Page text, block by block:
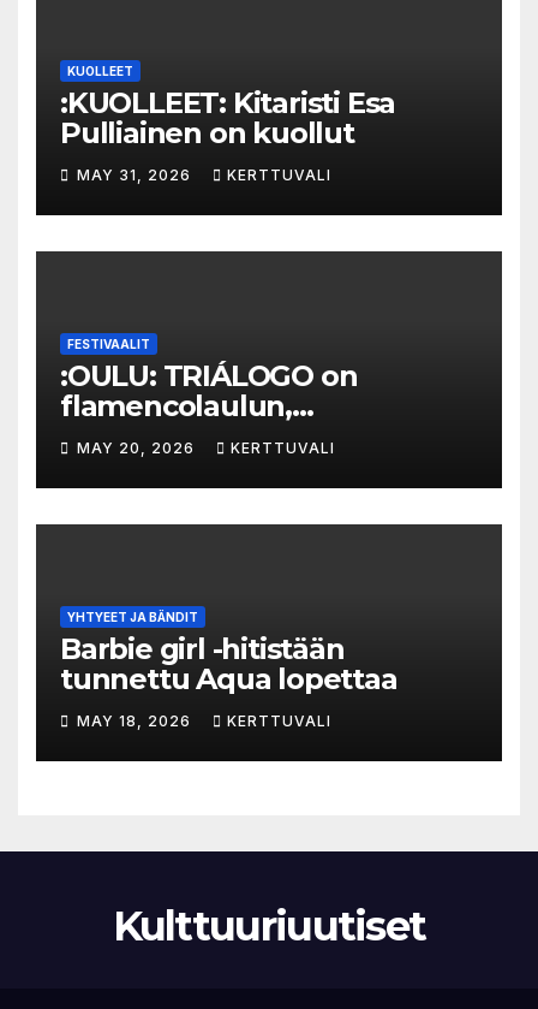
KUOLLEET
:KUOLLEET: Kitaristi Esa
Pulliainen on kuollut
MAY 31, 2026 KERTTUVALI
FESTIVAALIT
:OULU: TRIÁLOGO on
flamencolaulun,
elektronisen musiikin ja
hylätyn tilan välinen trialogi
MAY 20, 2026 KERTTUVALI
YHTYEET JA BÄNDIT
Barbie girl -hitistään
tunnettu Aqua lopettaa
MAY 18, 2026 KERTTUVALI
Kulttuuriuutiset